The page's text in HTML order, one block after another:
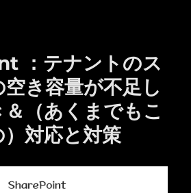
：テナントのス
空き容量が不足し
（あくまでもこ
対応と対策